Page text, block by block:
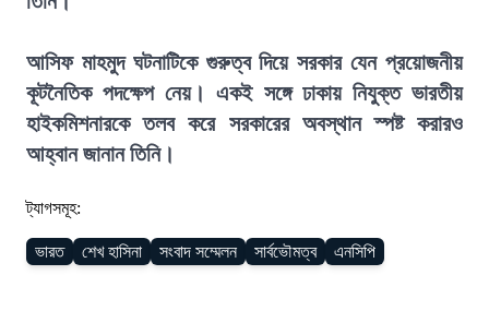
আসিফ মাহমুদ ঘটনাটিকে গুরুত্ব দিয়ে সরকার যেন প্রয়োজনীয়
কূটনৈতিক পদক্ষেপ নেয়। একই সঙ্গে ঢাকায় নিযুক্ত ভারতীয়
হাইকমিশনারকে তলব করে সরকারের অবস্থান স্পষ্ট করারও
আহ্বান জানান তিনি।
ট্যাগসমূহ:
ভারত শেখ হাসিনা সংবাদ সম্মেলন সার্বভৌমত্ব এনসিপি